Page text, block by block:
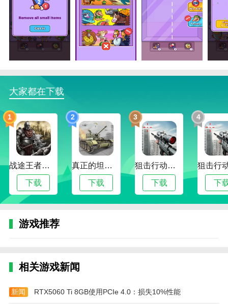
种生物进化路径，内容密度远超同类游戏。
2.零学习成本设计，拖拽合并机制3秒上手，30秒
新手引导即可精通核心操作。
4.健康机制杜绝付费压力，采用体力自然恢复系统
(每5分钟恢复1点)，无充值加速道具。
外国山海经合并游戏特色
1.多维合成策略体系，垂直堆叠可触发连锁爆炸清
除，三角布局激活范围合成增益，边缘保留策略有效延
缓容器溢出。
2.生物生态互动机制，水豚合成后会触发「躺平」
清屏特效，咖啡杀手可吞噬相邻小型生物改变战局。
钟抗压能力，目标解谜模式要求指定步数完成终极合
图，特定生物组合可触发开发者秘密角色。
本站为您提供外国山海经合并的 手机游戏 ，欢迎
大家记住本站网址，本站是您下载安卓手游app最好的
大家都在下载
1
战途王者最新版
下载
2
真正的坦克大战
下载
3
狙击行动代号猎鹰最新版
下载
4
下
游戏推荐
相关游戏新闻
新闻 RTX5060 Ti 8GB使用PCIe 4.0：损失10%性能